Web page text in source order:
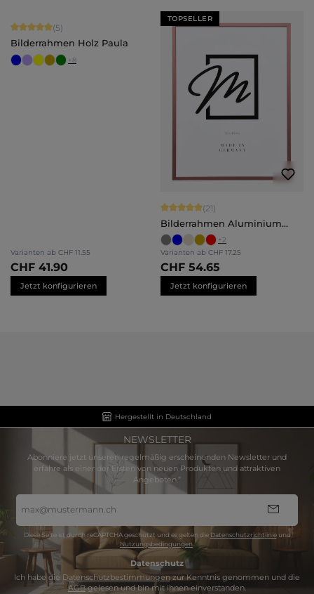
Durchschnittliche Bewertung von 5 von 5 Sternen
(5)
Bilderrahmen Holz Paula
+8
Varianten ab CHF 11.55
CHF 41.90
Jetzt konfigurieren
TOPSELLER
Durchschnittliche Bewertung von 5
(21)
Bilderrahmen Aluminium
Mika
+2
Varianten ab CHF 17.25
CHF 54.65
Jetzt konfigurieren
Hergestellt in Deutschland
NEWSLETTER
Abonniere jetzt unseren regelmäßig erscheinenden Newsletter und
erfahre als einer der Ersten von neuen Produkten und attraktiven
Angeboten.“
E-
Mail-
Adresse
Diese Seite ist durch reCAPTCHA geschützt und es gelten die Datenschutzrichtlinieund
Nutzungsbedingungen
Datenschutz
Ich habe die Datenschutzbestimmungenzur Kenntnis genommen und die
AGBgelesen und bin mit ihnen einverstanden.